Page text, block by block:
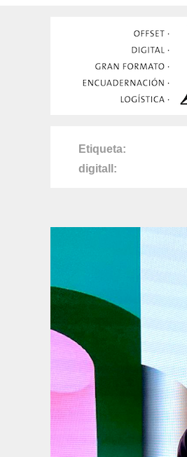
Etiqueta
digitall